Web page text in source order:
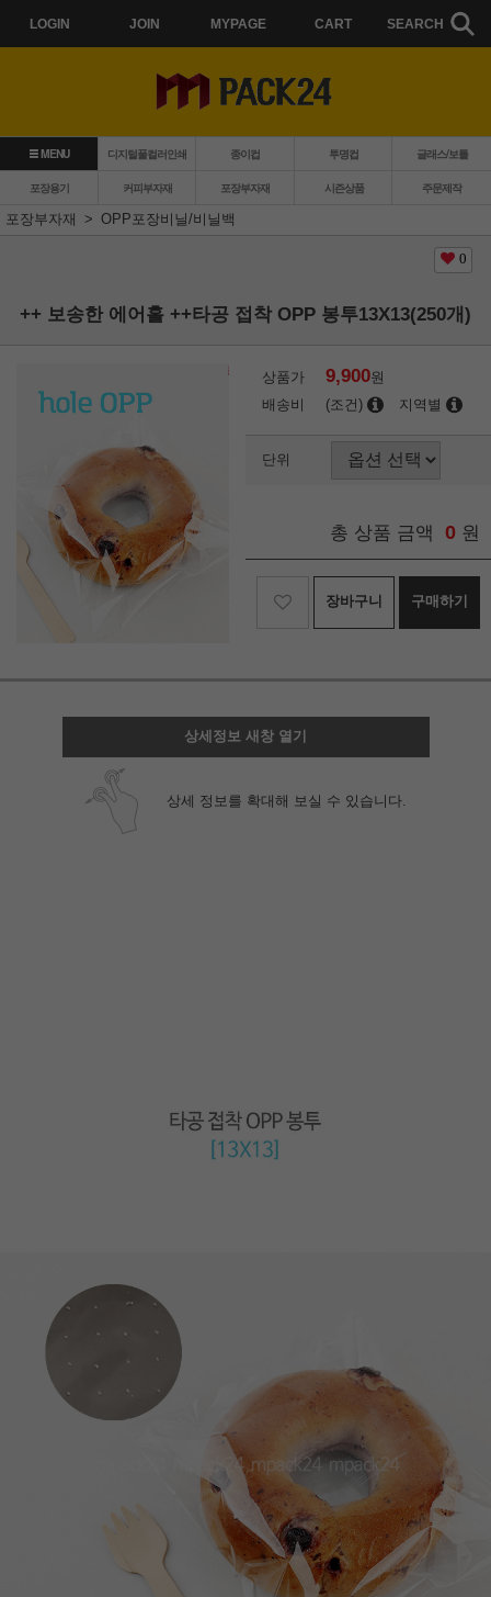
LOGIN JOIN MYPAGE CART SEARCH
MENU 디지털풀컬러인쇄 종이컵 투명컵 글래스/보틀
포장용기 커피부자재 포장부자재 시즌상품
주문제작
포장부자재
OPP포장비닐/비닐백
0
++ 보송한 에어홀 ++타공 접착 OPP 봉투13X13(250개)
상품가 9,900원
배송비
(조건) 지역별
단위
총 상품 금액 0 원
장바구니 구매하기
상세정보 새창 열기
상세 정보를 확대해 보실 수 있습니다.